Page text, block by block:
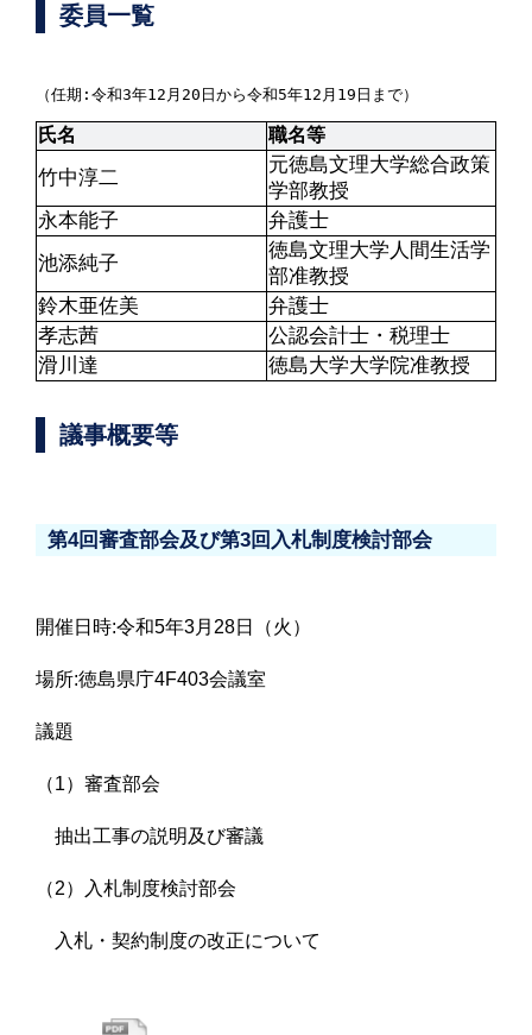
委員一覧
（任期:令和3年12月20日から令和5年12月19日まで）
氏名 職名等
竹中淳二
元徳島文理大学総合政策
学部教授
永本能子
弁護士
池添純子
徳島文理大学人間生活学
部准教授
鈴木亜佐美
弁護士
孝志茜
公認会計士・税理士
滑川達
徳島大学大学院准教授
議事概要等
第4回審査部会及び第3回入札制度検討部会
開催日時:令和5年3月28日（火）
場所:徳島県庁4F403会議室
議題
（1）審査部会
抽出工事の説明及び審議
（2）入札制度検討部会
入札・契約制度の改正について